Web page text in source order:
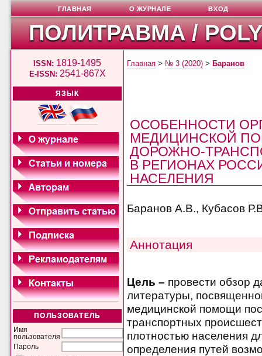
ПОЛИТРАВМА /
ISSN: 1819-1495
E-ISSN: 2541-867X
ЯЗЫК
ПОЛЬЗОВАТЕЛЬ
Имя
пользователя
Пароль
ГЛАВНАЯ О ЖУРНАЛЕ ВХОД
Главная > № 3 (2020) > Баранов
ОСОБЕННОСТИ
МЕДИЦИНСКОЙ
ДОРОЖНО-
В РЕГИОНАХ
НАСЕЛЕНИЯ
Баранов А.В., Кубасов
Аннотация
Цель – провести обзор
литературы,
медицинской помощи
транспортных
плотностью населения
определения путей